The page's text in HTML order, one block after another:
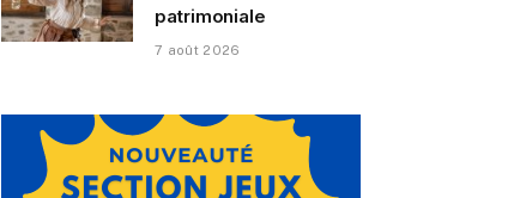
patrimoniale
7 août 2026